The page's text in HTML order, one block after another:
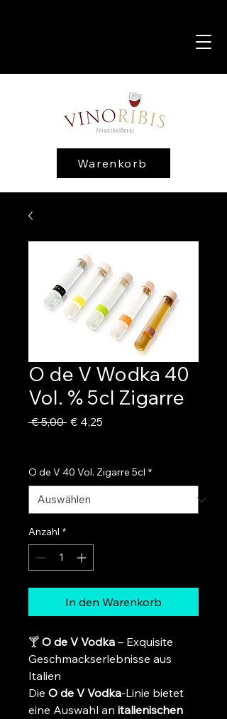
Warenkorb
O de V Wodka 40
Vol. % 5cl Zigarre
€ 5,00 Standardpreis
€ 4,25
O de V 40 Vol. Zigarre 5cl *
Anzahl *
In den Warenkorb
🍸 O de V Vodka – Exquisite
Geschmackserlebnisse aus
Italien
Die O de V Vodka-Linie bietet
eine Auswahl an italienischen